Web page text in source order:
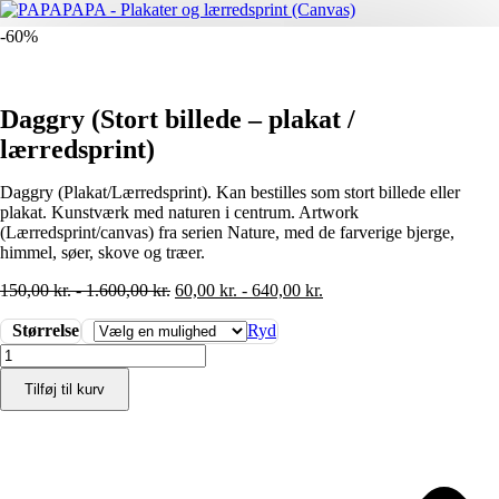
-60%
Daggry (Stort billede – plakat /
lærredsprint)
Daggry (Plakat/Lærredsprint). Kan bestilles som stort billede eller
plakat. Kunstværk med naturen i centrum. Artwork
(Lærredsprint/canvas) fra serien Nature, med de farverige bjerge,
himmel, søer, skove og træer.
150,00kr.-1.600,00kr. 60,00 kr. - 640,00 kr.
Størrelse
Ryd
Daggry
(Stort
billede
-
Tilføj til kurv